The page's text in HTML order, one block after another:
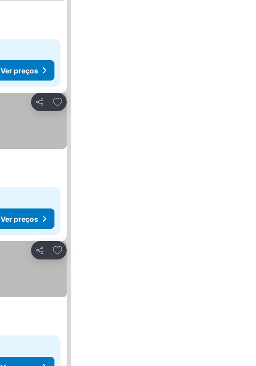
Ver preços
Partilhar
Adicionar aos favoritos
Ver preços
Partilhar
Adicionar aos favoritos